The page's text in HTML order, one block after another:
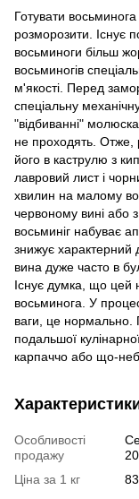
Готувати
розморозити. Існує
восьминоги більш
восьминогів
м'якості. Перед
спеціальну
"відбиванні"
не проходять. Отже,
його в каструлю з
лавровий лист і
хвилин на малому
червоному вині або
восьминіг набуває
знижує характерний
вина дуже часто в
Існує думка, що цей
восьминога. У
ваги, це нормально.
подальшої
карпаччо або що-
Особливості
продажу
Ціна за 1 кг